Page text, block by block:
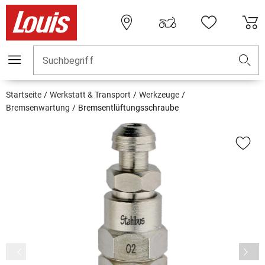
Suchbegriff
Startseite Werkstatt & Transport
Werkzeuge
Bremsenwartung
Bremsentlüftungsschraube